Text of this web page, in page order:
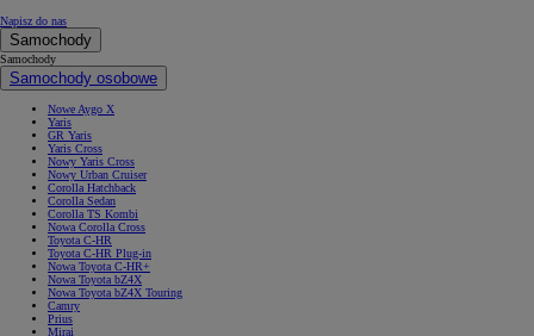
Napisz do nas
Samochody
Samochody
Samochody osobowe
Nowe Aygo X
Yaris
GR Yaris
Yaris Cross
Nowy Yaris Cross
Nowy Urban Cruiser
Corolla Hatchback
Corolla Sedan
Corolla TS Kombi
Nowa Corolla Cross
Toyota C-HR
Toyota C-HR Plug-in
Nowa Toyota C-HR+
Nowa Toyota bZ4X
Nowa Toyota bZ4X Touring
Camry
Prius
Mirai